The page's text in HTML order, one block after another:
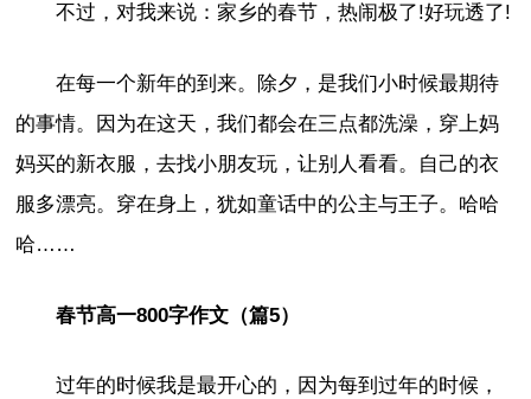
不过，对我来说：家乡的春节，热闹极了!好玩透了!
在每一个新年的到来。除夕，是我们小时候最期待
的事情。因为在这天，我们都会在三点都洗澡，穿上妈
妈买的新衣服，去找小朋友玩，让别人看看。自己的衣
服多漂亮。穿在身上，犹如童话中的公主与王子。哈哈
哈……
春节高一800字作文（篇5）
过年的时候我是最开心的，因为每到过年的时候，